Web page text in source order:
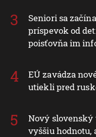
Seniori sa
príspevok od
poisťovňa im
EÚ zavádza
utiekli pred
Nový slovenský
vyššiu hodnotu,